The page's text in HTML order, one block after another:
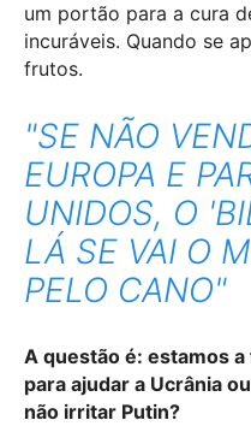
um portão para a cura
incuráveis. Quando se
frutos.
"SE NÃO
EUROPA E
UNIDOS, O
LÁ SE VAI O
PELO CANO"
A questão é: estamos
para ajudar a Ucrânia
não irritar Putin?